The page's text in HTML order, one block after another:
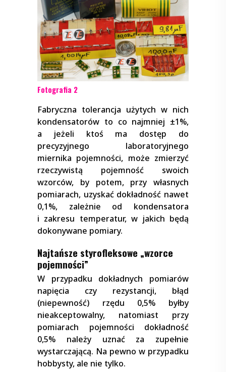
Fotografia 2
Fabryczna tolerancja użytych w nich
kondensatorów to co najmniej ±1%,
a jeżeli ktoś ma dostęp do
precyzyjnego laboratoryjnego
miernika pojemności, może zmierzyć
rzeczywistą pojemność swoich
wzorców, by potem, przy własnych
pomiarach, uzyskać dokładność nawet
0,1%, zależnie od kondensatora
i zakresu temperatur, w jakich będą
dokonywane pomiary.
Najtańsze styrofleksowe „wzorce
pojemności”
W przypadku dokładnych pomiarów
napięcia czy rezystancji, błąd
(niepewność) rzędu 0,5% byłby
nieakceptowalny, natomiast przy
pomiarach pojemności dokładność
0,5% należy uznać za zupełnie
wystarczającą. Na pewno w przypadku
hobbysty, ale nie tylko.